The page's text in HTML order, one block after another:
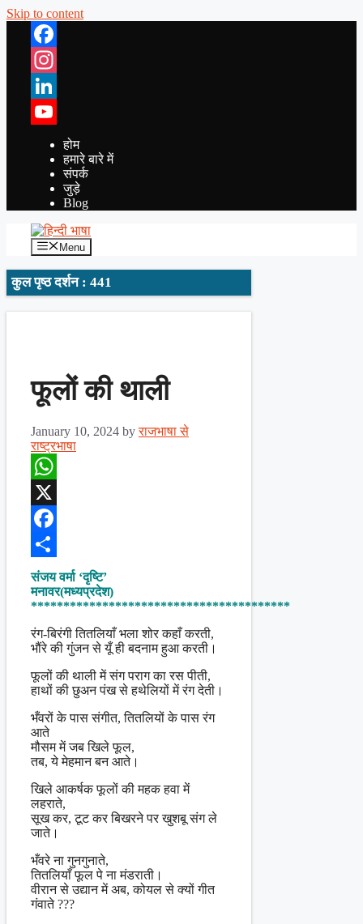
Skip to content
Facebook
Instagram
LinkedIn
YouTube
होम
हमारे बारे में
संपर्क
जुड़े
Blog
Menu
कुल पृष्ठ दर्शन : 441
फूलों की थाली
January 10, 2024 byराजभाषा से
राष्ट्रभाषा
WhatsApp
X
Facebook
Share
संजय वर्मा ‘दृष्टि’
मनावर(मध्यप्रदेश)
****************************************
रंग-बिरंगी तितलियाँ भला शोर कहाँ करती,
भौंरे की गुंजन से यूँ ही बदनाम हुआ करती।
फूलों की थाली में संग पराग का रस पीती,
हाथों की छुअन पंख से हथेलियों में रंग देती।
भँवरों के पास संगीत, तितलियों के पास रंग
आते
मौसम में जब खिले फूल,
तब, ये मेहमान बन आते।
खिले आकर्षक फूलों की महक हवा में
लहराते,
सूख कर, टूट कर बिखरने पर खुशबू संग ले
जाते।
भँवरे ना गुनगुनाते,
तितलियाँ फूल पे ना मंडराती।
वीरान से उद्यान में अब, कोयल से क्यों गीत
गंवाते ???